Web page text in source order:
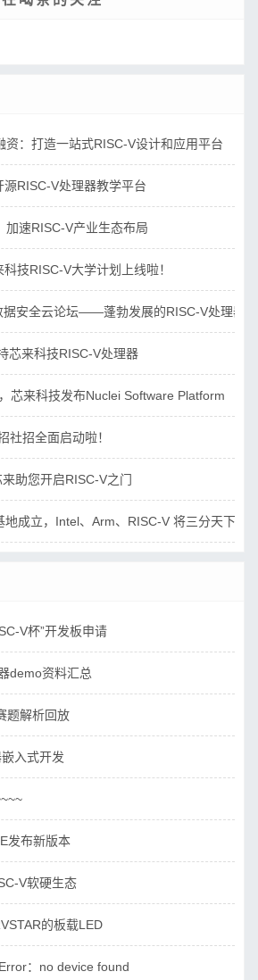
资：打造一站式RISC-V设计和应用平台
RISC-V处理器教学平台
加速RISC-V产业生态布局
技RISC-V大学计划上线啦！
据安全云论坛——蓬勃发展的RISC-V处理器
芯来科技RISC-V处理器
芯来科技发布Nuclei Software Platform
社招全面启动啦！
助您开启RISC-V之门
成立，Intel、Arm、RISC-V 将三分天下？
V杯”开发板申请
demo资料汇总
题解析回放
入式开发
发布新版本
V软硬生态
的板载LED
：no device found